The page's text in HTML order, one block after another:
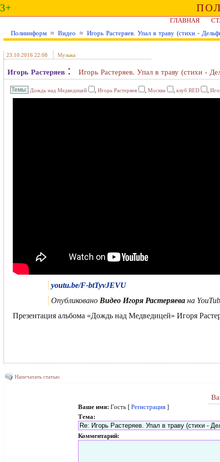
3+
ГЛАВНАЯ
Полиинформ ≈ Видео ≈ Игорь Растеряев. Упал в траву (стихи -
23.10.2016 22:08 Музыка
Игорь Растеряев : Игорь Растеряев. Упал в траву (стихи -
Дождь над Медведицей , Игорь Растеряев , Москва , клуб RED ,
youtu.be/F-btTyvJEVU
Опубликовано Видео Игоря Растеряева на
Презентация альбома «Дождь над Медведицей» Игоря
Напечатать статью
Ваше имя: Гость [ Регистрация ]
Тема:
Комментарий: